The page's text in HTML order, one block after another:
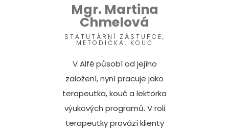
Mgr. Martina
Chmelová
STATUTÁRNÍ ZÁSTUPCE,
METODIČKA, KOUČ
V Alfě působí od jejího
založení, nyní pracuje jako
terapeutka, kouč a lektorka
výukových programů. V roli
terapeutky provází klienty